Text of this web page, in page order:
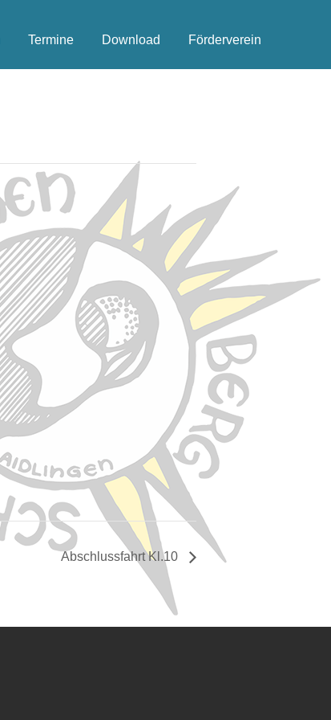
Termine Download Förderverein
Abschlussfahrt Kl.10